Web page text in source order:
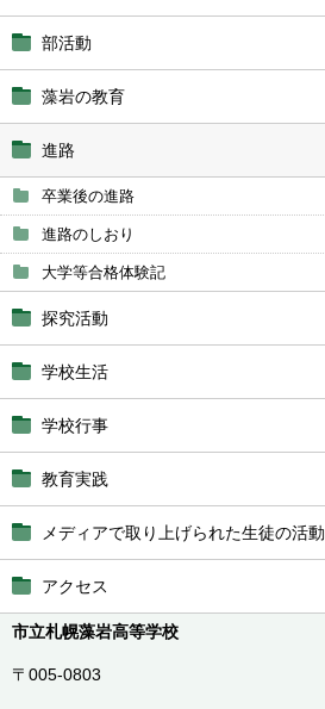
部活動
藻岩の教育
進路
卒業後の進路
進路のしおり
大学等合格体験記
探究活動
学校生活
学校行事
教育実践
メディアで取り上げられた生徒の活動
アクセス
市立札幌藻岩高等学校
〒005-0803